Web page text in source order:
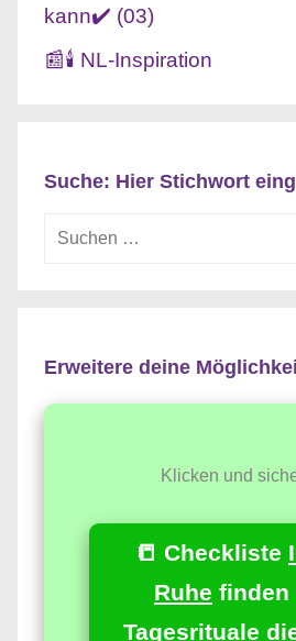
kann✔️ (03)
📰🕯️ NL-Inspiration
Suche: Hier Stichwort
Suchen
Erweitere deine
Klicken und
📒 Checkliste
Ruhe
Tagesrituale